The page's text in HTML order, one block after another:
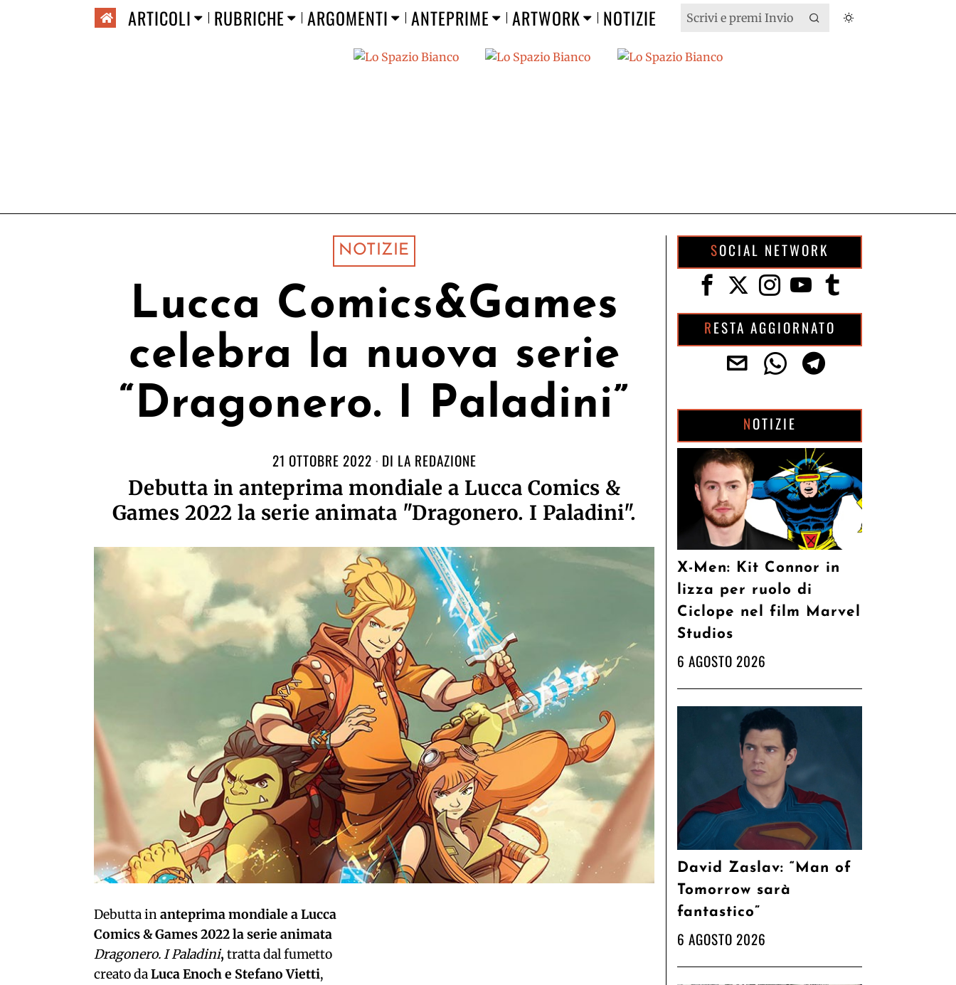
ARTICOLI RUBRICHE ARGOMENTI ANTEPRIME ARTWORK NOTIZIE
NOTIZIE
Lucca Comics&Games
celebra la nuova serie
“Dragonero. I Paladini”
21 OTTOBRE 2022 DI LA REDAZIONE
Debutta in anteprima mondiale a Lucca Comics &
Games 2022 la serie animata "Dragonero. I Paladini".
Debutta inanteprima mondiale a Lucca
Comics & Games 2022 la serie animata
Dragonero. I Paladini, tratta dal fumetto
creato daLuca Enoch e Stefano Vietti,
SOCIAL NETWORK
RESTA AGGIORNATO
NOTIZIE
X-Men: Kit Connor in
lizza per ruolo di
Ciclope nel film Marvel
Studios
6 AGOSTO 2026
David Zaslav: “Man of
Tomorrow sarà
fantastico”
6 AGOSTO 2026